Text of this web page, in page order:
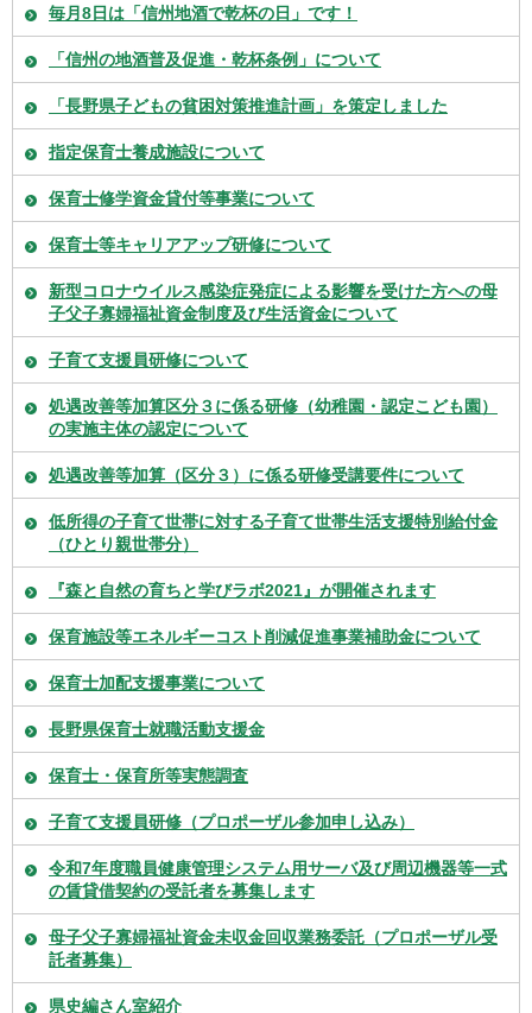
毎月8日は「信州地酒で乾杯の日」です！
「信州の地酒普及促進・乾杯条例」について
「長野県子どもの貧困対策推進計画」を策定しました
指定保育士養成施設について
保育士修学資金貸付等事業について
保育士等キャリアアップ研修について
新型コロナウイルス感染症発症による影響を受けた方への母
子父子寡婦福祉資金制度及び生活資金について
子育て支援員研修について
処遇改善等加算区分３に係る研修（幼稚園・認定こども園）
の実施主体の認定について
処遇改善等加算（区分３）に係る研修受講要件について
低所得の子育て世帯に対する子育て世帯生活支援特別給付金
（ひとり親世帯分）
『森と自然の育ちと学びラボ2021』が開催されます
保育施設等エネルギーコスト削減促進事業補助金について
保育士加配支援事業について
長野県保育士就職活動支援金
保育士・保育所等実態調査
子育て支援員研修（プロポーザル参加申し込み）
令和7年度職員健康管理システム用サーバ及び周辺機器等一式
の賃貸借契約の受託者を募集します
母子父子寡婦福祉資金未収金回収業務委託（プロポーザル受
託者募集）
県史編さん室紹介